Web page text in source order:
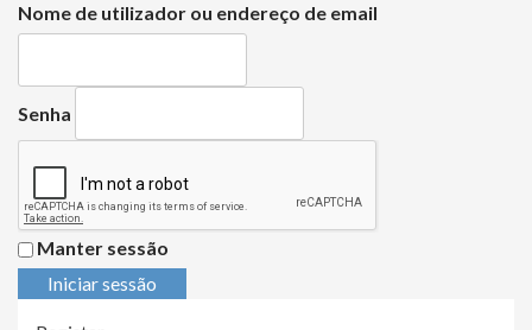
Nome de utilizador ou endereço de email
Senha
Manter sessão
Iniciar sessão